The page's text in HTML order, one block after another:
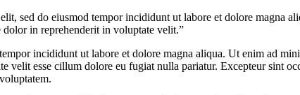
sed do eiusmod tempor incididunt ut labore et dolore magna
in reprehenderit in voluptate velit.”
incididunt ut labore et dolore magna aliqua. Ut enim ad
velit esse cillum dolore eu fugiat nulla pariatur. Excepteur sint